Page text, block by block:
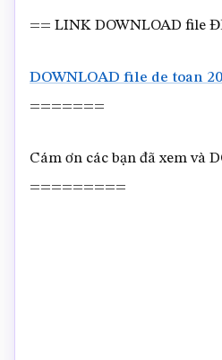
== LINK DOWNLOAD file
DOWNLOAD file de toan
=======
Cám ơn các bạn đã xem và
=========